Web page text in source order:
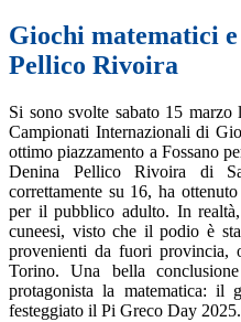
Giochi matematici
Pellico Rivoira
Si sono svolte sabato 15
Campionati Internazionali di
ottimo piazzamento a Fossano
Denina Pellico Rivoira di
correttamente su 16, ha
per il pubblico adulto. In
cuneesi, visto che il podio è
provenienti da fuori provincia,
Torino. Una bella
protagonista la matematica: il
festeggiato il Pi Greco Day 2025.